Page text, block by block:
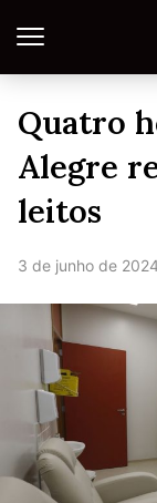
Quatro
Alegre
leitos
3 de junho de 2024